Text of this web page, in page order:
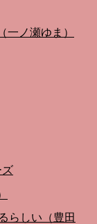
一ノ瀬ゆま）
ズ
らしい（豊田